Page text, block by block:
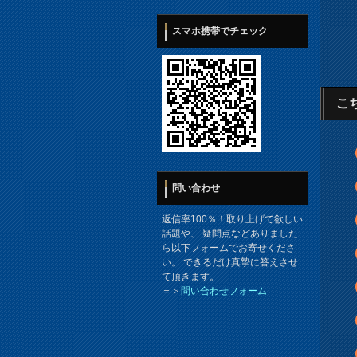
こ
スマホ携帯でチェック
問い合わせ
返信率100％！取り上げて欲しい
話題や、 疑問点などありました
ら以下フォームでお寄せくださ
い。 できるだけ真摯に答えさせ
て頂きます。
＝＞問い合わせフォーム